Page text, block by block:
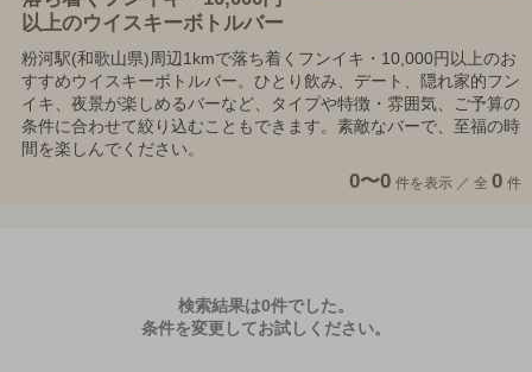
以上のウイスキーボトルバー
粉河駅(和歌山県)周辺1kmで落ち着くフンイキ・10,000円以上のお
すすめウイスキーボトルバー。ひとり飲み、デート、隠れ家的フン
イキ、夜景が楽しめるバーなど、タイプや特徴・雰囲気、ご予算の
条件に合わせて絞り込むこともできます。素敵なバーで、至福の時
間を楽しんでください。
0〜0 件を表示 ／ 全 0 件
検索結果は0件でした。
条件を変更してお試しください。